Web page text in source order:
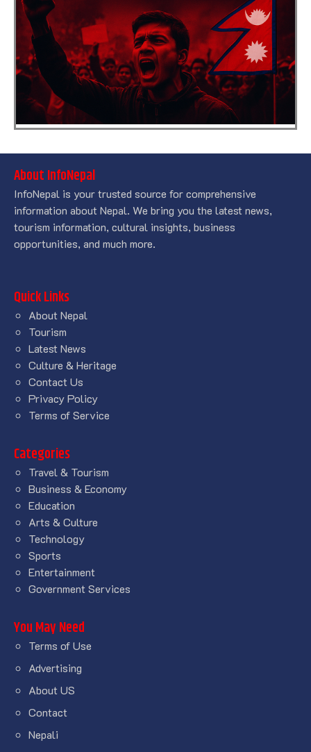
About InfoNepal
InfoNepal is your trusted source for comprehensive
information about Nepal. We bring you the latest news,
tourism information, cultural insights, business
opportunities, and much more.
Quick Links
About Nepal
Tourism
Latest News
Culture & Heritage
Contact Us
Privacy Policy
Terms of Service
Categories
Travel & Tourism
Business & Economy
Education
Arts & Culture
Technology
Sports
Entertainment
Government Services
You May Need
Terms of Use
Advertising
About US
Contact
Nepali